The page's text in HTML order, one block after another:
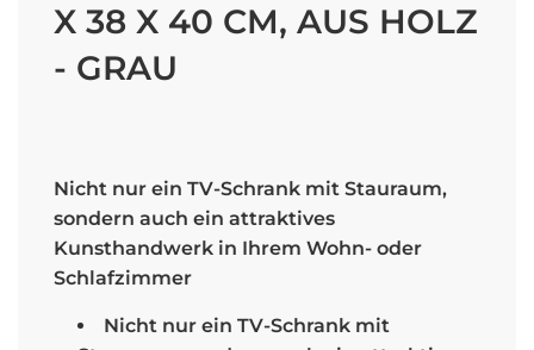
X 38 X 40 CM, AUS HOLZ
- GRAU
Nicht nur ein TV-Schrank mit Stauraum,
sondern auch ein attraktives
Kunsthandwerk in Ihrem Wohn- oder
Schlafzimmer
Nicht nur ein TV-Schrank mit